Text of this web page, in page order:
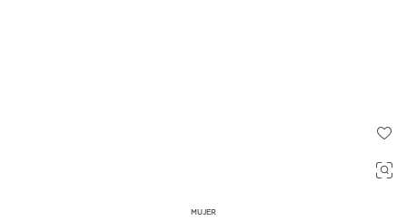
MUJER